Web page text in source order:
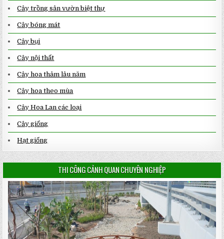
Cây trồng sân vườn biệt thự
Cây bóng mát
Cây bụi
Cây nội thất
Cây hoa thảm lâu năm
Cây hoa theo mùa
Cây Hoa Lan các loại
Cây giống
Hạt giống
THI CÔNG CẢNH QUAN CHUYÊN NGHIỆP